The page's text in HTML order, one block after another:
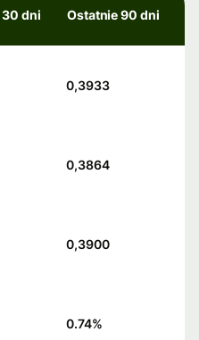
dni Ostatnie 90 dni
0,3933
0,3864
0,3900
0.74%